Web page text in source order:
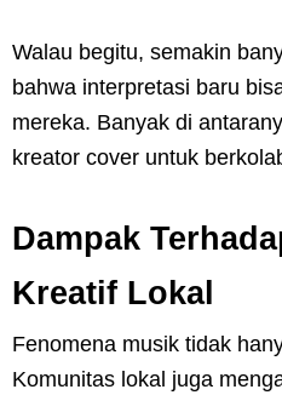
Walau begitu, semakin
bahwa interpretasi baru
mereka. Banyak di
kreator cover untuk
Dampak
Kreatif Lokal
Fenomena musik tidak
Komunitas lokal juga